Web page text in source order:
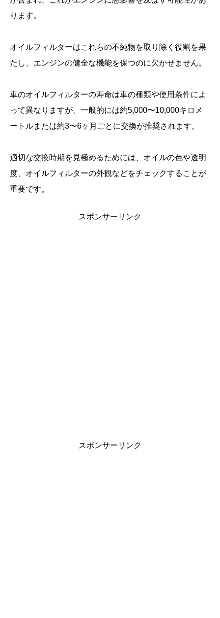
ります。
オイルフィルターはこれらの不純物を取り除く役割を果
たし、エンジンの健全な機能を保つのに欠かせません。
車のオイルフィルターの寿命は車の種類や使用条件によ
って異なりますが、一般的には約5,000〜10,000キロメ
ートルまたは約3〜6ヶ月ごとに交換が推奨されます。
適切な交換時期を見極めるためには、オイルの色や透明
度、オイルフィルターの外観などをチェックすることが
重要です。
スポンサーリンク
スポンサーリンク